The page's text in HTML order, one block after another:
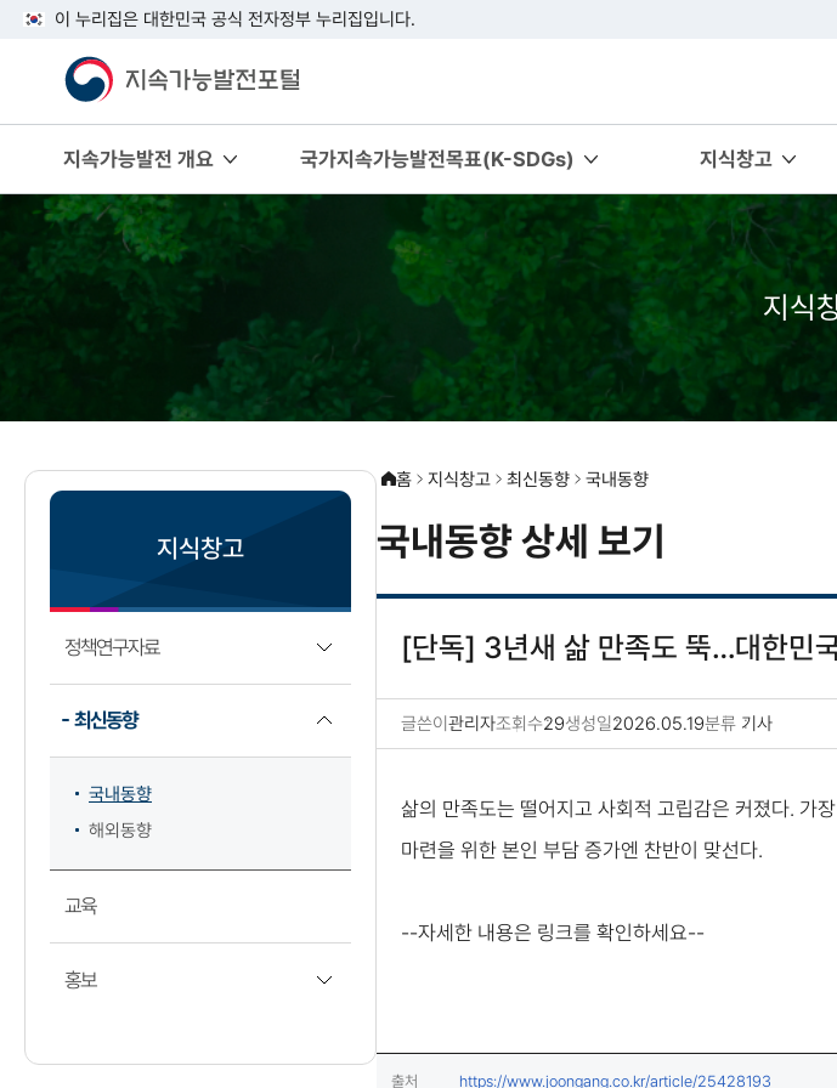
이 누리집은 대한민국 공식 전자정부 누리집입니다.
지속가능발전 개요 국가지속가능발전목표(K-SDGs) 지식창고
지식
지식창고
정책연구자료
최신동향
국내동향
해외동향
교육
홍보
홈 지식창고 최신동향 국내동향
국내동향 상세 보기
[단독] 3년새 삶 만족도 뚝…대한민
글쓴이관리자조회수29생성일2026.05.19분류 기사
삶의 만족도는 떨어지고 사회적 고립감은 커졌다. 가
마련을 위한 본인 부담 증가엔 찬반이 맞선다.
--자세한 내용은 링크를 확인하세요--
출처 https://www.joongang.co.kr/article/25428193